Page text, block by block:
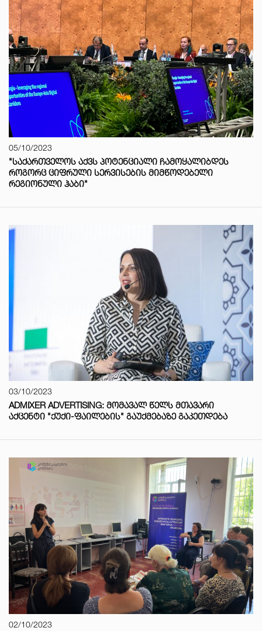
05/10/2023
"ᲡᲐᲥᲐᲠᲗᲕᲔᲚᲝᲡ ᲐᲥᲕᲡ ᲞᲝᲢᲔᲜᲪᲘᲐᲚᲘ ᲩᲐᲛᲝᲧᲐᲚᲘᲑᲓᲔᲡ
ᲠᲝᲒᲝᲠᲪ ᲪᲘᲤᲠᲣᲚᲘ ᲡᲔᲠᲕᲘᲡᲔᲑᲘᲡ ᲛᲘᲛᲬᲝᲓᲔᲑᲔᲚᲘ
ᲠᲔᲒᲘᲝᲜᲣᲚᲘ ᲰᲐᲑᲘ"
03/10/2023
ADMIXER ADVERTISING: ᲛᲝᲛᲐᲕᲐᲚ ᲬᲔᲚᲡ ᲛᲗᲐᲕᲐᲠᲘ
ᲐᲥᲪᲔᲜᲢᲘ "ᲥᲣᲥᲘ-ᲤᲐᲘᲚᲔᲑᲘᲡ" ᲒᲐᲣᲥᲛᲔᲑᲐᲖᲔ ᲒᲐᲙᲔᲗᲓᲔᲑᲐ
02/10/2023